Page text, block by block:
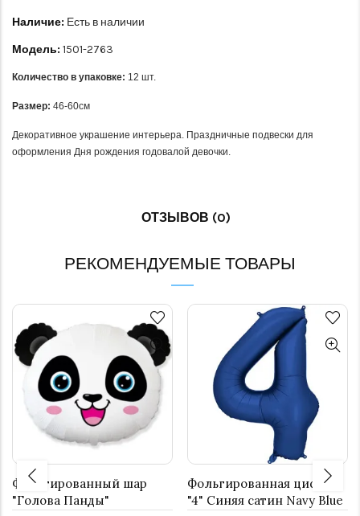
Наличие: Есть в наличии
Модель: 1501-2763
Количество в упаковке: 12 шт.
Размер: 46-60см
Декоративное украшение интерьера. Праздничные подвески для
оформления Дня рождения годовалой девочки.
ОТЗЫВОВ (0)
РЕКОМЕНДУЕМЫЕ ТОВАРЫ
Фольгированный шар
"Голова Панды"
Фольгированная цифра
"4" Синяя сатин Navy Blue